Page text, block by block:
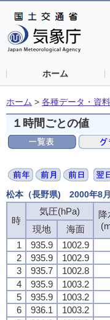
ホーム
ホーム > 各種データ・資料
１時間ごとの値
松本（長野県) 2000年8
時
気圧(hPa)
降
現地
海面
1
935.9 1002.9
2
935.9 1002.9
3
935.7 1002.8
4
935.9 1003.2
5
935.9 1003.2
6
936.1 1003.2